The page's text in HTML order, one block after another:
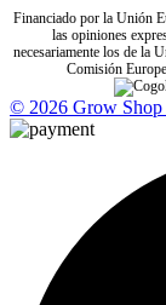
Financiado por la Unión
las opiniones
necesariamente los de la
Comisión
© 2026 Grow Shop